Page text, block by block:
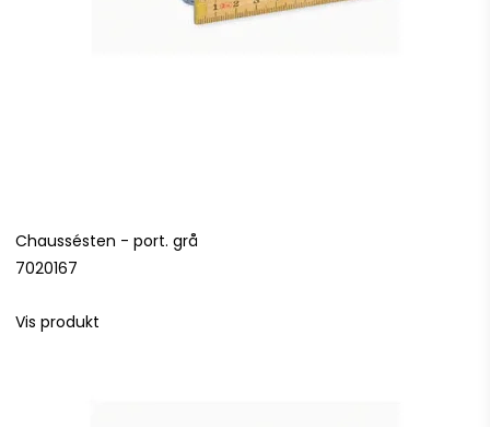
Chaussésten - port. grå
7020167
Vis produkt